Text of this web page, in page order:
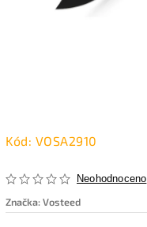
Kód: VOSA2910
Neohodnoceno
Značka:Vosteed